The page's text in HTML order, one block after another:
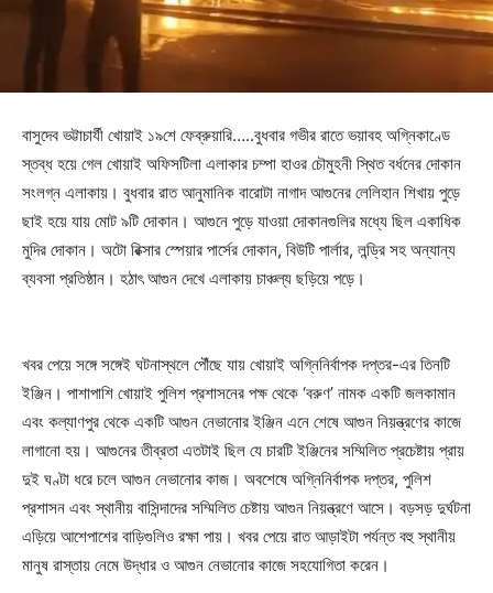
বাসুদেব ভট্টাচার্যী খোয়াই ১৯শে ফেব্রুয়ারি…..বুধবার গভীর রাতে ভয়াবহ অগ্নিকাণ্ডে
স্তব্ধ হয়ে গেল খোয়াই অফিসটিলা এলাকার চম্পা হাওর চৌমুহনী স্থিত বর্ধনের দোকান
সংলগ্ন এলাকায়। বুধবার রাত আনুমানিক বারোটা নাগাদ আগুনের লেলিহান শিখায় পুড়ে
ছাই হয়ে যায় মোট ৯টি দোকান। আগুনে পুড়ে যাওয়া দোকানগুলির মধ্যে ছিল একাধিক
মুদির দোকান। অটো রিক্সার স্পেয়ার পার্সের দোকান, বিউটি পার্লার, লন্ড্রি সহ অন্যান্য
ব্যবসা প্রতিষ্ঠান। হঠাৎ আগুন দেখে এলাকায় চাঞ্চল্য ছড়িয়ে পড়ে।
খবর পেয়ে সঙ্গে সঙ্গেই ঘটনাস্থলে পৌঁছে যায় খোয়াই অগ্নিনির্বাপক দপ্তর-এর তিনটি
ইঞ্জিন। পাশাপাশি খোয়াই পুলিশ প্রশাসনের পক্ষ থেকে ‘বরুণ’ নামক একটি জলকামান
এবং কল্যাণপুর থেকে একটি আগুন নেভানোর ইঞ্জিন এনে শেষে আগুন নিয়ন্ত্রণের কাজে
লাগানো হয়। আগুনের তীব্রতা এতটাই ছিল যে চারটি ইঞ্জিনের সম্মিলিত প্রচেষ্টায় প্রায়
দুই ঘণ্টা ধরে চলে আগুন নেভানোর কাজ। অবশেষে অগ্নিনির্বাপক দপ্তর, পুলিশ
প্রশাসন এবং স্থানীয় বাসিন্দাদের সম্মিলিত চেষ্টায় আগুন নিয়ন্ত্রণে আসে। বড়সড় দুর্ঘটনা
এড়িয়ে আশেপাশের বাড়িগুলিও রক্ষা পায়। খবর পেয়ে রাত আড়াইটা পর্যন্ত বহু স্থানীয়
মানুষ রাস্তায় নেমে উদ্ধার ও আগুন নেভানোর কাজে সহযোগিতা করেন।